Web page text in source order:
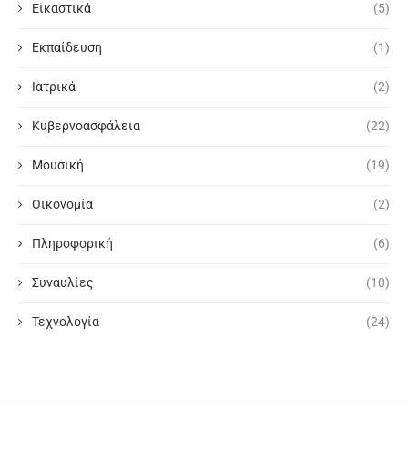
Εικαστικά (5)
Εκπαίδευση (1)
Ιατρικά (2)
Κυβερνοασφάλεια (22)
Μουσική (19)
Οικονομία (2)
Πληροφορική (6)
Συναυλίες (10)
Τεχνολογία (24)